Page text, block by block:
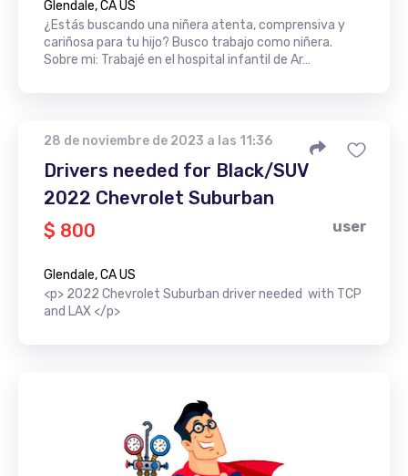
Glendale, CA US
¿Estás buscando una niñera atenta, comprensiva y
cariñosa para tu hijo? Busco trabajo como niñera.
Sobre mi: Trabajé en el hospital infantil de Ar…
28 de noviembre de 2023 a las 11:36
Drivers needed for Black/SUV
2022 Chevrolet Suburban
$ 800
user
Glendale, CA US
<p> 2022 Chevrolet Suburban driver needed with TCP
and LAX </p>